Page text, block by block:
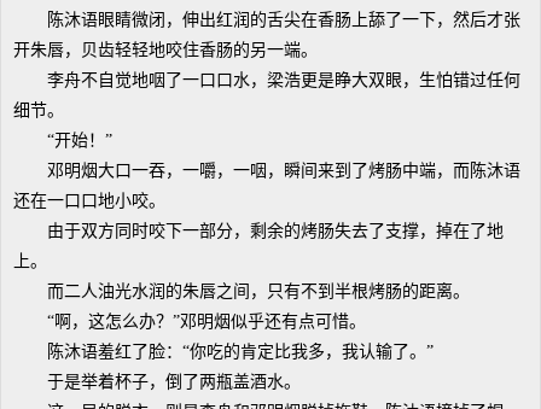
陈沐语眼睛微闭，伸出红润的舌尖在香肠上舔了一下，然后才张
开朱唇，贝齿轻轻地咬住香肠的另一端。
李舟不自觉地咽了一口口水，梁浩更是睁大双眼，生怕错过任何
细节。
“开始！”
邓明烟大口一吞，一嚼，一咽，瞬间来到了烤肠中端，而陈沐语
还在一口口地小咬。
由于双方同时咬下一部分，剩余的烤肠失去了支撑，掉在了地
上。
而二人油光水润的朱唇之间，只有不到半根烤肠的距离。
“啊，这怎么办？”邓明烟似乎还有点可惜。
陈沐语羞红了脸：“你吃的肯定比我多，我认输了。”
于是举着杯子，倒了两瓶盖酒水。